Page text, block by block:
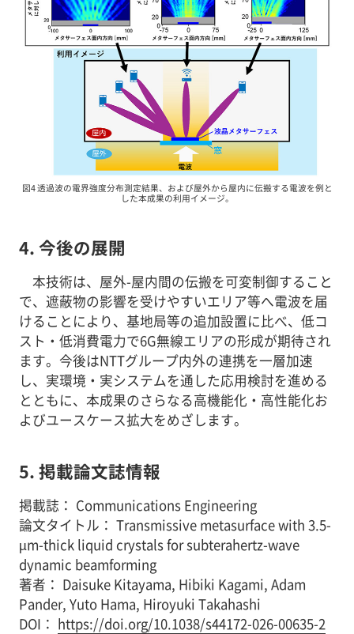
図4 透過波の電界強度分布測定結果、および屋外から屋内に伝搬する電波を例と
した本成果の利用イメージ。
4. 今後の展開
本技術は、屋外-屋内間の伝搬を可変制御すること
で、遮蔽物の影響を受けやすいエリア等へ電波を届
けることにより、基地局等の追加設置に比べ、低コ
スト・低消費電力で6G無線エリアの形成が期待され
ます。今後はNTTグループ内外の連携を一層加速
し、実環境・実システムを通した応用検討を進める
とともに、本成果のさらなる高機能化・高性能化お
よびユースケース拡大をめざします。
5. 掲載論文誌情報
掲載誌： Communications Engineering
論文タイトル： Transmissive metasurface with 3.5-
µm-thick liquid crystals for subterahertz-wave
dynamic beamforming
著者： Daisuke Kitayama, Hibiki Kagami, Adam
Pander, Yuto Hama, Hiroyuki Takahashi
DOI： https://doi.org/10.1038/s44172-026-00635-2